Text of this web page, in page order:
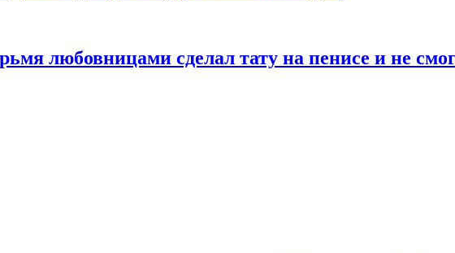
любовницами сделал тату на пенисе и не